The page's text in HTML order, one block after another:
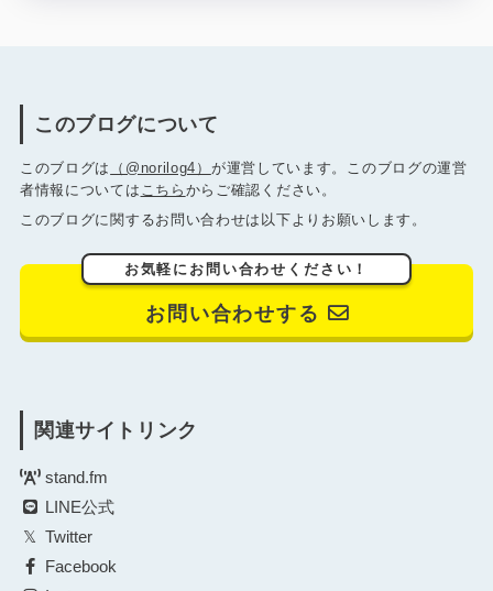
このブログについて
このブログは （@norilog4） が運営しています。このブログの運営
者情報については こちら からご確認ください。
このブログに関するお問い合わせは以下よりお願いします。
お気軽にお問い合わせください！
お問い合わせする
関連サイトリンク
stand.fm
LINE公式
Twitter
Facebook